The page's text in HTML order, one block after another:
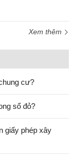
Xem thêm
cư?
sổ đỏ?
giấy phép xây